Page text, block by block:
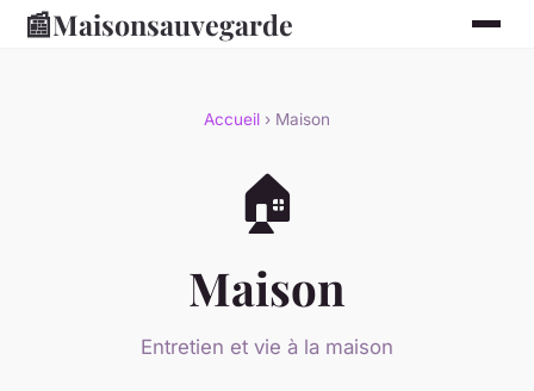
📰Maisonsauvegarde
Accueil › Maison
🏠
Maison
Entretien et vie à la maison